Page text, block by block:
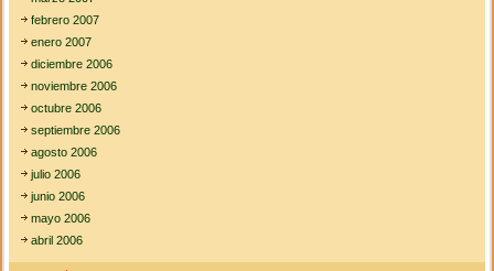
febrero 2007
enero 2007
diciembre 2006
noviembre 2006
octubre 2006
septiembre 2006
agosto 2006
julio 2006
junio 2006
mayo 2006
abril 2006